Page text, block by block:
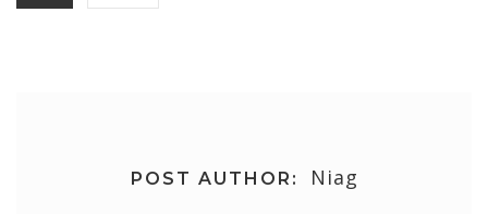
POST AUTHOR: Niag